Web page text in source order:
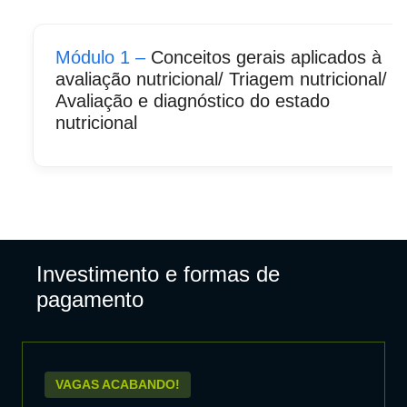
Módulo 1 – Conceitos gerais aplicados à
avaliação nutricional/ Triagem nutricional/
Avaliação e diagnóstico do estado
nutricional
Investimento e formas de
pagamento
VAGAS ACABANDO!